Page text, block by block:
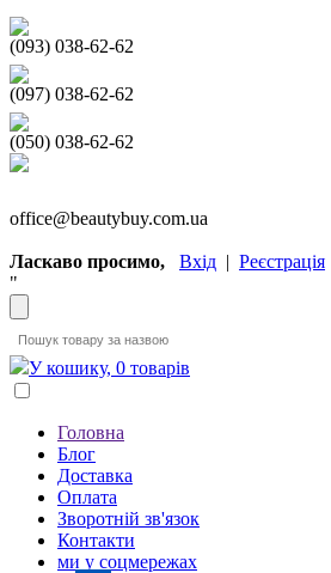
(093) 038-62-62
(097) 038-62-62
(050) 038-62-62
office@beautybuy.com.ua
Ласкаво просимо, Вхід | Реєстрація
"
У кошику, 0 товарів
Головна
Блог
Доставка
Оплата
Зворотній зв'язок
Контакти
ми у соцмережах